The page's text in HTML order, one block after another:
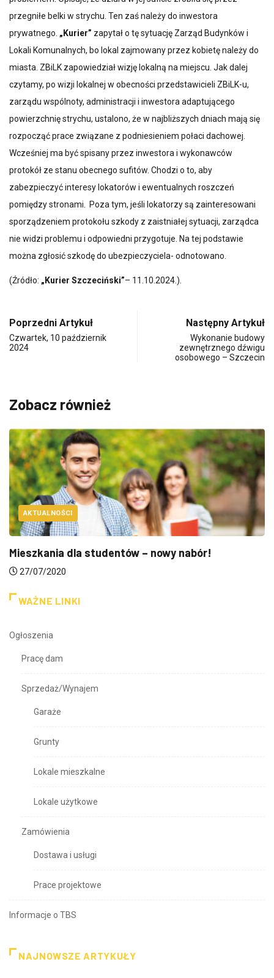
przegniłe belki w strychu. Ten zaś należy do inwestora
prywatnego. „Kurier” zapytał o tę sytuację Zarząd Budynków i
Lokali Komunalnych, bo lokal zajmowany przez kobietę należy do
miasta. ZBiLK zapowiedział wizję lokalną na miejscu. Jak dalej
czytamy, po wizji lokalnej w obecności przedstawicieli ZBiLK-u,
zarządu wspólnoty, administracji i inwestora adaptującego
powierzchnię strychu, ustalono, że w najbliższych dniach mają się
rozpocząć prace związane z podniesieniem połaci dachowej.
Wcześniej ma być spisany przez inwestora i wykonawców
protokół ze stanu obecnego sufitów. Chodzi o to, aby
zabezpieczyć interesy lokatorów i ewentualnych roszczeń
pomiędzy stronami. Poza tym, jeśli lokatorzy są zainteresowani
sporządzeniem protokołu szkody z zaistniałej sytuacji, zarządca
nie widzi problemu i odpowiedni przygotuje. Na tej podstawie
można zgłosić szkodę do ubezpieczyciela- odnotowano.
(Źródło: „Kurier Szczeciński”– 11.10.2024.).
Poprzedni Artykuł
Czwartek, 10 październik
2024
Następny Artykuł
Wykonanie budowy
zewnętrznego dźwigu
osobowego – Szczecin
Zobacz również
AKTUALNOŚCI
Mieszkania dla studentów – nowy nabór!
27/07/2020
WAŻNE LINKI
Ogłoszenia
Pracę dam
Sprzedaż/Wynajem
Garaże
Grunty
Lokale mieszkalne
Lokale użytkowe
Zamówienia
Dostawa i usługi
Prace projektowe
Informacje o TBS
NAJNOWSZE ARTYKUŁY